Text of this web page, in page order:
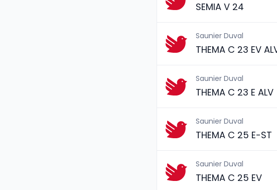
SEMIA V 24
Saunier Duval
THEMA C 23 EV
Saunier Duval
THEMA C 23 E ALV
Saunier Duval
THEMA C 25 E-ST
Saunier Duval
THEMA C 25 EV